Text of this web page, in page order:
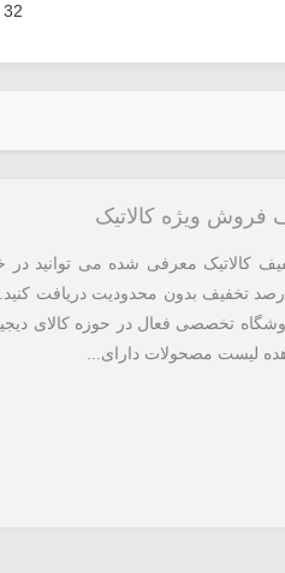
32 میلیون تومان
کالاتیک معرفی شده می
تا 70 درصد تخفیف بدون محدودیت
تخصصی فعال در حوزه کالای
لیست مصحولات دارای...